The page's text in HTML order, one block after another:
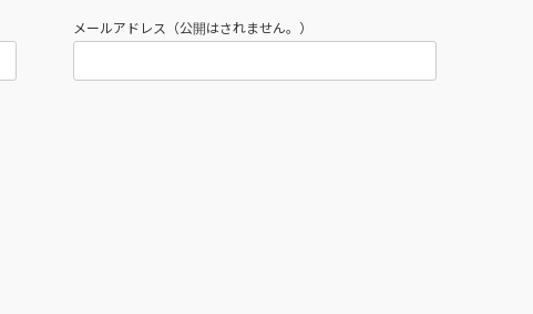
メールアドレス（公開はされません。）